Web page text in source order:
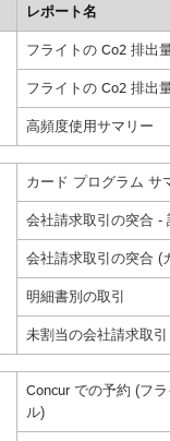
レポート名
フライトの Co2 排出
フライトの Co2 排出
高頻度使用サマリー
カード プログラム サ
会社請求取引の突合 -
会社請求取引の突合 (
明細書別の取引
未割当の会社請求取引
Concur での予約 (フ
ル)